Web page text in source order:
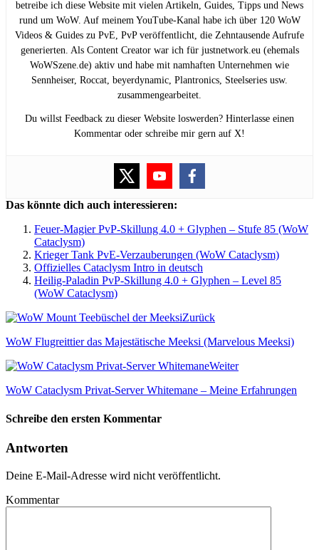
betreibe ich diese Website mit vielen Artikeln, Guides, Tipps und News
rund um WoW. Auf meinem YouTube-Kanal habe ich über 120 WoW
Videos & Guides zu PvE, PvP veröffentlicht, die Zehntausende Aufrufe
generierten. Als Content Creator war ich für justnetwork.eu (ehemals
WoWSzene.de) aktiv und habe mit namhaften Unternehmen wie
Sennheiser, Roccat, beyerdynamic, Plantronics, Steelseries usw.
zusammengearbeitet.
Du willst Feedback zu dieser Website loswerden? Hinterlasse einen
Kommentar oder schreibe mir gern auf X!
Das könnte dich auch interessieren:
Feuer-Magier PvP-Skillung 4.0 + Glyphen – Stufe 85 (WoW
Cataclysm)
Krieger Tank PvE-Verzauberungen (WoW Cataclysm)
Offizielles Cataclysm Intro in deutsch
Heilig-Paladin PvP-Skillung 4.0 + Glyphen – Level 85
(WoW Cataclysm)
Zurück
WoW Flugreittier das Majestätische Meeksi (Marvelous Meeksi)
Weiter
WoW Cataclysm Privat-Server Whitemane – Meine Erfahrungen
Schreibe den ersten Kommentar
Antworten
Deine E-Mail-Adresse wird nicht veröffentlicht.
Kommentar